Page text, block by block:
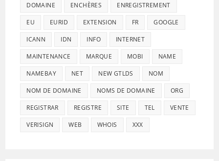
DOMAINE ENCHÈRES ENREGISTREMENT
EU EURID EXTENSION FR GOOGLE
ICANN IDN INFO INTERNET
MAINTENANCE MARQUE MOBI NAME
NAMEBAY NET NEW GTLDS NOM
NOM DE DOMAINE NOMS DE DOMAINE ORG
REGISTRAR REGISTRE SITE TEL VENTE
VERISIGN WEB WHOIS XXX